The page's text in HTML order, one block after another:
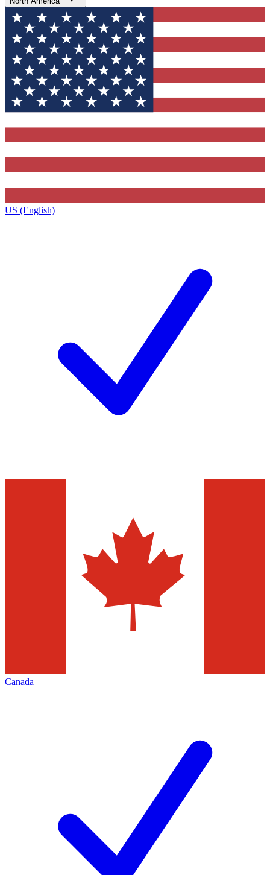
US (English)
Canada